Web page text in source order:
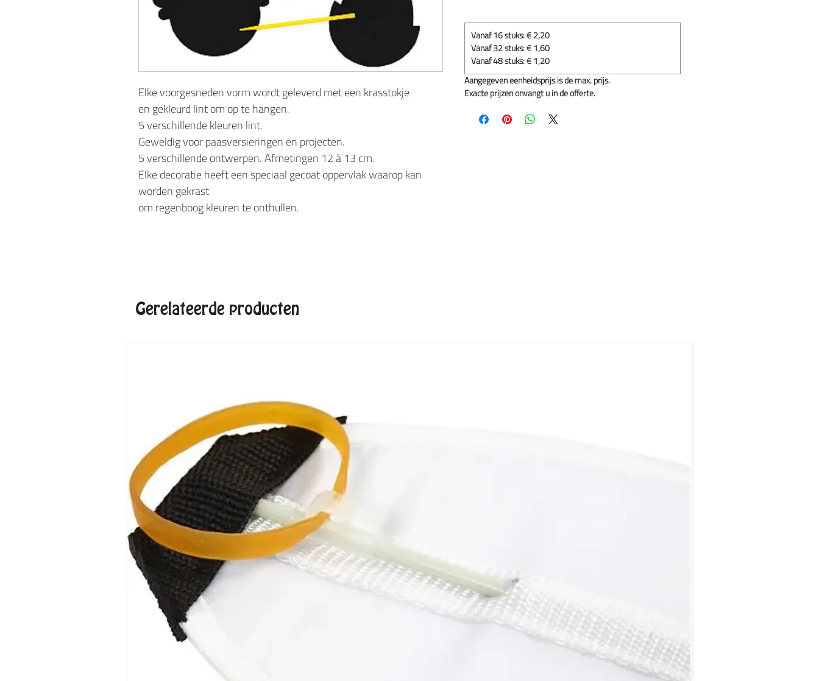
Elke voorgesneden vorm wordt geleverd met een krasstokje
en gekleurd lint om op te hangen.
5 verschillende kleuren lint.
Geweldig voor paasversieringen en projecten.
5 verschillende ontwerpen. Afmetingen 12 à 13 cm.
Elke decoratie heeft een speciaal gecoat oppervlak waarop kan
worden gekrast
om regenboog kleuren te onthullen.
Vanaf 16 stuks: € 2,20
Vanaf 32 stuks: € 1,60
Vanaf 48 stuks: € 1,20
Aangegeven eenheidsprijs is de max. prijs.
Exacte prijzen onvangt u in de offerte.
Gerelateerde producten